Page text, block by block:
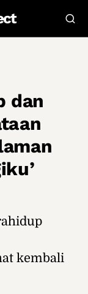
dan
kembali